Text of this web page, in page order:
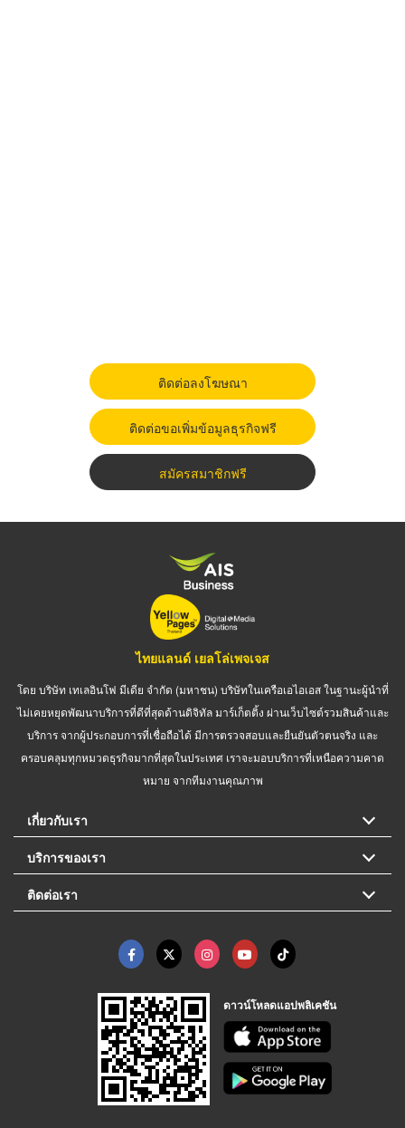
ติดต่อลงโฆษณา
ติดต่อขอเพิ่มข้อมูลธุรกิจฟรี
สมัครสมาชิกฟรี
ไทยแลนด์ เยลโล่เพจเจส
โดย บริษัท เทเลอินโฟ มีเดีย จำกัด (มหาชน) บริษัทในเครือเอไอเอส ในฐานะผู้นำที่
ไม่เคยหยุดพัฒนาบริการที่ดีที่สุดด้านดิจิทัล มาร์เก็ตติ้ง ผ่านเว็บไซต์รวมสินค้าและ
บริการ จากผู้ประกอบการที่เชื่อถือได้ มีการตรวจสอบและยืนยันตัวตนจริง และ
ครอบคลุมทุกหมวดธุรกิจมากที่สุดในประเทศ เราจะมอบบริการที่เหนือความคาด
หมาย จากทีมงานคุณภาพ
เกี่ยวกับเรา
บริการของเรา
ติดต่อเรา
ดาวน์โหลดแอปพลิเคชัน